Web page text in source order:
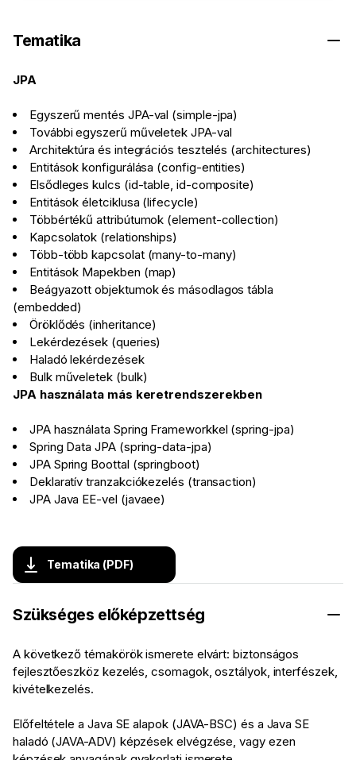
Tematika
JPA
Egyszerű mentés JPA-val (simple-jpa)
További egyszerű műveletek JPA-val
Architektúra és integrációs tesztelés (architectures)
Entitások konfigurálása (config-entities)
Elsődleges kulcs (id-table, id-composite)
Entitások életciklusa (lifecycle)
Többértékű attribútumok (element-collection)
Kapcsolatok (relationships)
Több-több kapcsolat (many-to-many)
Entitások Mapekben (map)
Beágyazott objektumok és másodlagos tábla
(embedded)
Öröklődés (inheritance)
Lekérdezések (queries)
Haladó lekérdezések
Bulk műveletek (bulk)
JPA használata más keretrendszerekben
JPA használata Spring Frameworkkel (spring-jpa)
Spring Data JPA (spring-data-jpa)
JPA Spring Boottal (springboot)
Deklaratív tranzakciókezelés (transaction)
JPA Java EE-vel (javaee)
Tematika (PDF)
Szükséges előképzettség
A következő témakörök ismerete elvárt: biztonságos
fejlesztőeszköz kezelés, csomagok, osztályok, interfészek,
kivételkezelés.
Előfeltétele a Java SE alapok (JAVA-BSC) és a Java SE
haladó (JAVA-ADV) képzések elvégzése, vagy ezen